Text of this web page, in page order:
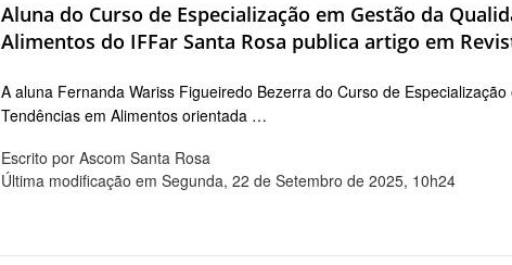
Aluna do Curso de Especialização em Gestão da
Alimentos do IFFar Santa Rosa publica artigo em
A aluna Fernanda Wariss Figueiredo Bezerra do Curso de
Tendências em Alimentos orientada …
Escrito por Ascom Santa Rosa
Última modificação em Segunda, 22 de Setembro de 2025, 10h24